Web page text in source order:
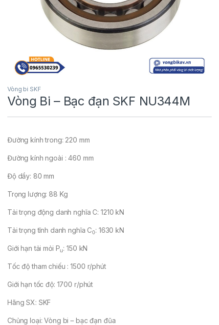
Vòng bi SKF
Vòng Bi – Bạc đạn SKF NU344M
Đường kính trong: 220 mm
Đường kính ngoài : 460 mm
Độ dầy: 80 mm
Trọng lượng: 88 Kg
Tải trọng động danh nghĩa C: 1210 kN
Tải trọng tĩnh danh nghĩa C0: 1630 kN
Giới hạn tải mỏi Pu: 150 kN
Tốc độ tham chiếu : 1500 r/phút
Giới hạn tốc độ: 1700 r/phút
Hãng SX: SKF
Chủng loại: Vòng bi – bạc đạn đũa